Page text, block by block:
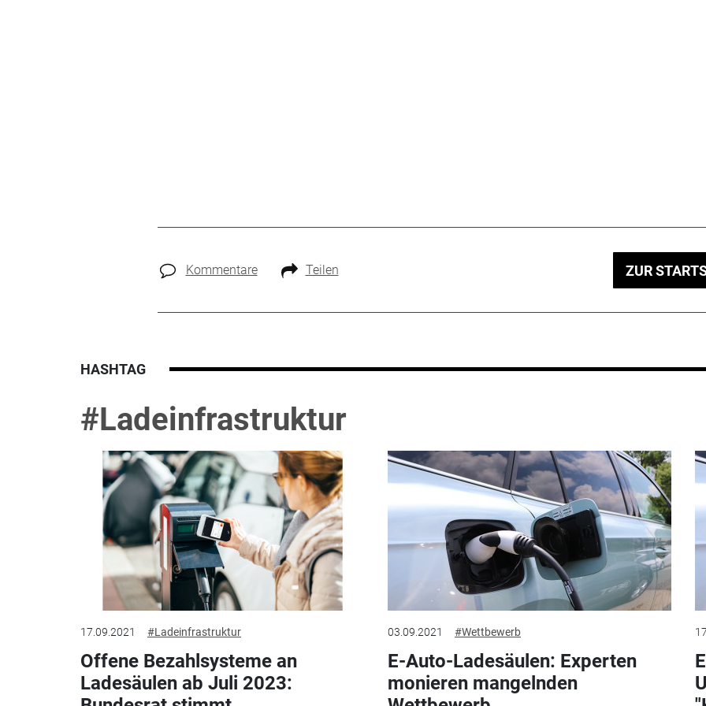
Kommentare Teilen ZUR
HASHTAG
#Ladeinfrastruktur
17.09.2021 #Ladeinfrastruktur
Offene Bezahlsysteme an
Ladesäulen ab Juli 2023:
03.09.2021 #Wettbewerb
E-Auto-Ladesäulen: Experten
monieren mangelnden